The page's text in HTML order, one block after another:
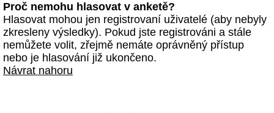
Proč nemohu hlasovat v anketě?
Hlasovat mohou jen registrovaní uživatelé (aby nebyly
zkresleny výsledky). Pokud jste registrováni a stále
nemůžete volit, zřejmě nemáte oprávněný přístup
nebo je hlasování již ukončeno.
Návrat nahoru